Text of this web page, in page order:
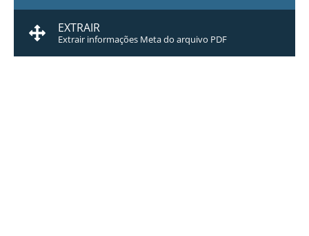
EXTRAIR
Extrair informações Meta do arquivo PDF